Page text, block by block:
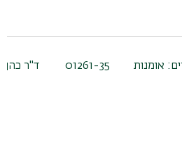
אומנות
01261-35 ד"ר כהן